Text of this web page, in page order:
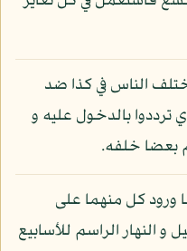
الناس في كذا ضد
ترددوا بالدخول عليه و
خلفه.
ورود كل منهما على
و النهار الراسم للأسابيع